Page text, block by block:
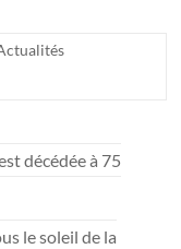
décédée à 75
le soleil de la